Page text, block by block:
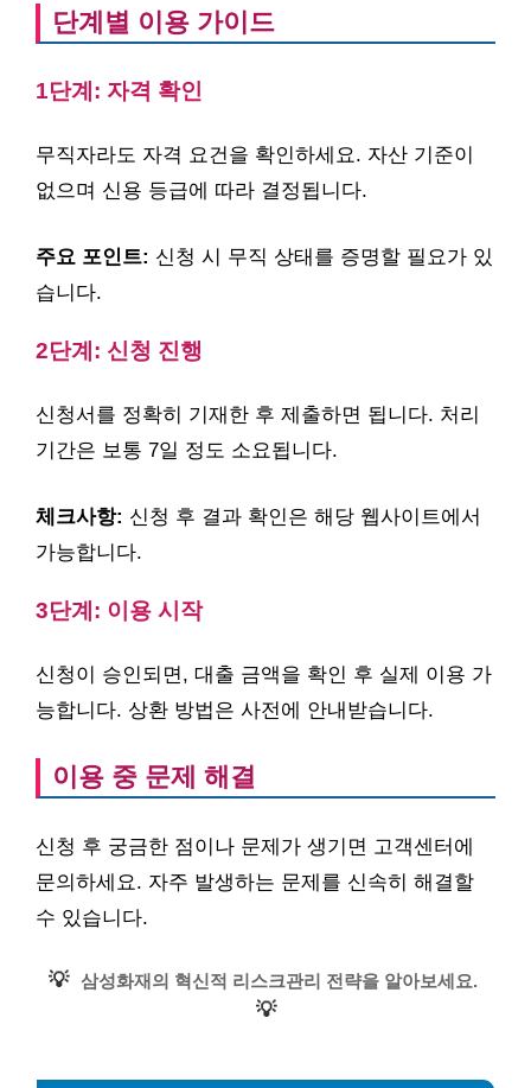
단계별 이용 가이드
1단계: 자격 확인
무직자라도 자격 요건을 확인하세요. 자산 기준이
없으며 신용 등급에 따라 결정됩니다.
주요 포인트: 신청 시 무직 상태를 증명할 필요가 있
습니다.
2단계: 신청 진행
신청서를 정확히 기재한 후 제출하면 됩니다. 처리
기간은 보통 7일 정도 소요됩니다.
체크사항: 신청 후 결과 확인은 해당 웹사이트에서
가능합니다.
3단계: 이용 시작
신청이 승인되면, 대출 금액을 확인 후 실제 이용 가
능합니다. 상환 방법은 사전에 안내받습니다.
이용 중 문제 해결
신청 후 궁금한 점이나 문제가 생기면 고객센터에
문의하세요. 자주 발생하는 문제를 신속히 해결할
수 있습니다.
💡 삼성화재의 혁신적 리스크관리 전략을 알아보세요.
💡